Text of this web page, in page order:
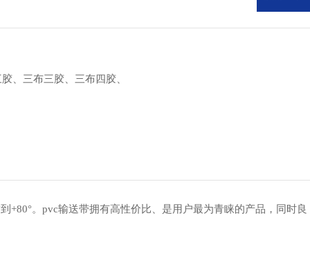
、三布三胶、三布四胶、
+80°。pvc输送带拥有高性价比、是用户最为青睐的产品，同时良